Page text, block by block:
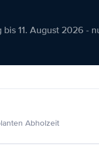
11. August 2026 -
Abholzeit